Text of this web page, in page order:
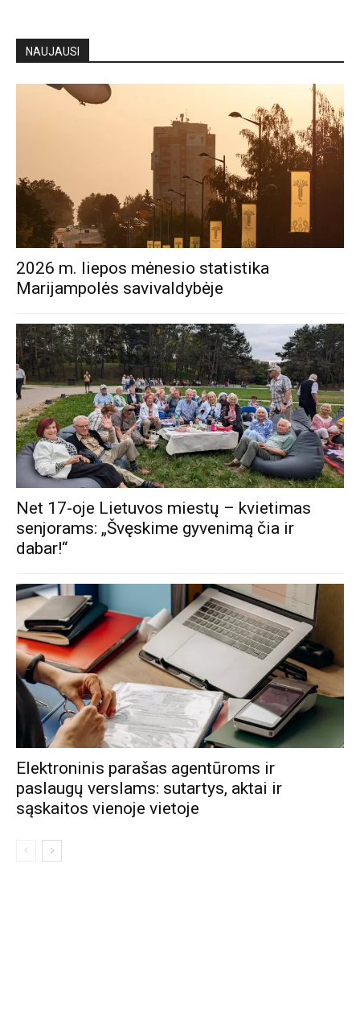
NAUJAUSI
2026 m. liepos mėnesio statistika
Marijampolės savivaldybėje
Net 17-oje Lietuvos miestų – kvietimas
senjorams: „Švęskime gyvenimą čia ir
dabar!“
Elektroninis parašas agentūroms ir
paslaugų verslams: sutartys, aktai ir
sąskaitos vienoje vietoje